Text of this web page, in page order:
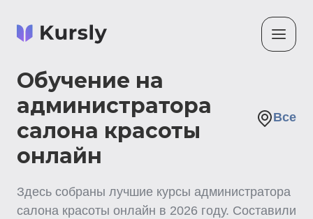
Обучение на
администратора
салона красоты
онлайн
Все
Здесь собраны лучшие курсы администратора
салона красоты онлайн в 2026 году. Составили